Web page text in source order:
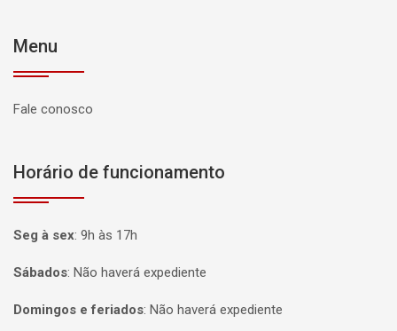
Menu
Fale conosco
Horário de funcionamento
Seg à sex: 9h às 17h
Sábados: Não haverá expediente
Domingos e feriados: Não haverá expediente